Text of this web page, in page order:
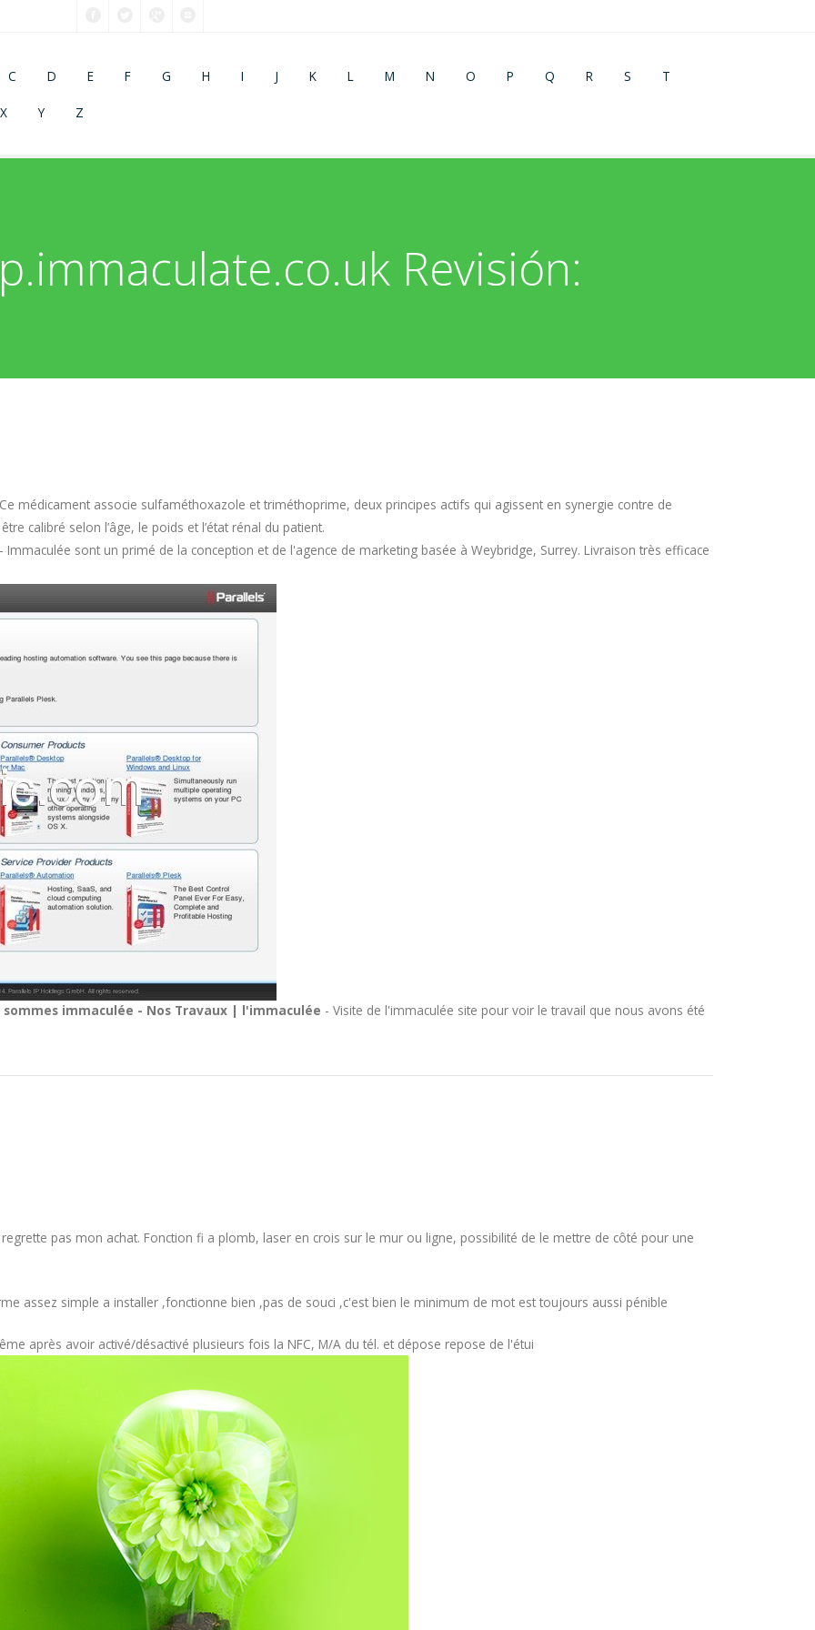
C D E F G H I J K L M N O P Q R S T
X Y Z
Revisión:
médicament associe sulfaméthoxazole et triméthoprime, deux principes actifs qui agissent en synergie contre de
calibré selon l’âge, le poids et l’état rénal du patient.
Immaculée sont un primé de la conception et de l'agence de marketing basée à Weybridge, Surrey. Livraison très efficace
sommes immaculée - Nos Travaux | l'immaculée - Visite de l'immaculée site pour voir le travail que nous avons été
pas mon achat. Fonction fi a plomb, laser en crois sur le mur ou ligne, possibilité de le mettre de côté pour une
assez simple a installer ,fonctionne bien ,pas de souci ,c'est bien le minimum de mot est toujours aussi pénible
après avoir activé/désactivé plusieurs fois la NFC, M/A du tél. et dépose repose de l'étui